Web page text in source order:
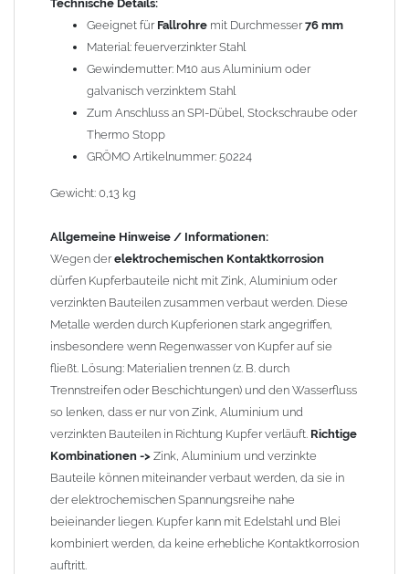
Technische Details:
Geeignet für Fallrohre mit Durchmesser76 mm
Material: feuerverzinkter Stahl
Gewindemutter: M10 aus Aluminium oder
galvanisch verzinktem Stahl
Zum Anschluss an SPI-Dübel, Stockschraube oder
Thermo Stopp
GRÖMO Artikelnummer: 50224
Gewicht: 0,13 kg
Allgemeine Hinweise / Informationen:
Wegen derelektrochemischen Kontaktkorrosion
dürfen Kupferbauteile nicht mit Zink, Aluminium oder
verzinkten Bauteilen zusammen verbaut werden. Diese
Metalle werden durch Kupferionen stark angegriffen,
insbesondere wenn Regenwasser von Kupfer auf sie
fließt. Lösung: Materialien trennen (z. B. durch
Trennstreifen oder Beschichtungen) und den Wasserfluss
so lenken, dass er nur von Zink, Aluminium und
verzinkten Bauteilen in Richtung Kupfer verläuft. Richtige
Kombinationen -> Zink, Aluminium und verzinkte
Bauteile können miteinander verbaut werden, da sie in
der elektrochemischen Spannungsreihe nahe
beieinander liegen. Kupfer kann mit Edelstahl und Blei
kombiniert werden, da keine erhebliche Kontaktkorrosion
auftritt.